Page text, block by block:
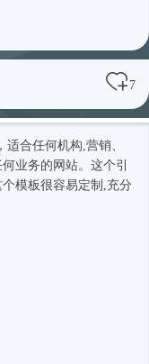
7
适合任何机构,营销、
业务的网站。这个引
模板很容易定制,充分